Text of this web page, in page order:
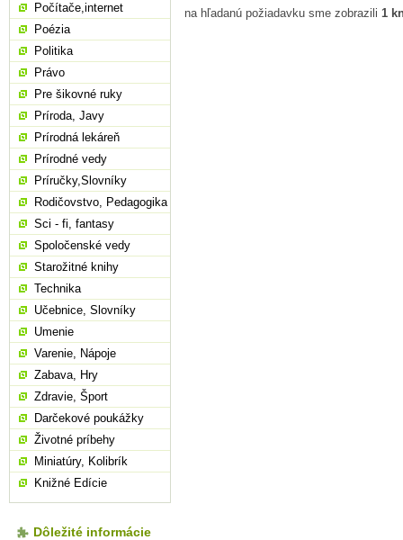
na hľadanú požiadavku sme zobrazili 1
Počítače,internet
Poézia
Politika
Právo
Pre šikovné ruky
Príroda, Javy
Prírodná lekáreň
Prírodné vedy
Príručky,Slovníky
Rodičovstvo, Pedagogika
Sci - fi, fantasy
Spoločenské vedy
Starožitné knihy
Technika
Učebnice, Slovníky
Umenie
Varenie, Nápoje
Zabava, Hry
Zdravie, Šport
Darčekové poukážky
Životné príbehy
Miniatúry, Kolibrík
Knižné Edície
Dôležité informácie